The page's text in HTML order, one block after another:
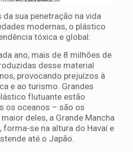
da sua penetração na vida
modernas, o plástico
tóxica e global:
ano, mais de 8 milhões de
desse material
provocando prejuízos à
e ao turismo. Grandes
flutuante estão
os oceanos – são os
deles, a Grande Mancha
forma-se na altura do Havaí e
até o Japão.